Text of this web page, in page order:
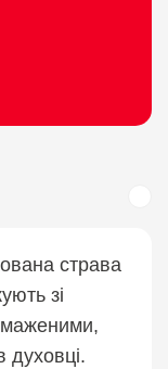
страва
зі
духовці.